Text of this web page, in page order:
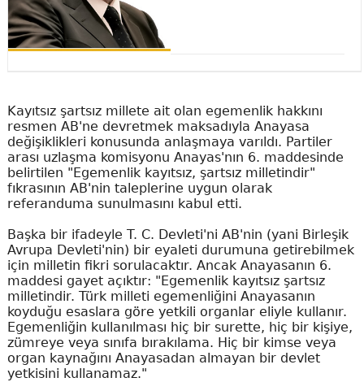
Kayıtsız şartsız millete ait olan egemenlik hakkını
resmen AB'ne devretmek maksadıyla Anayasa
değişiklikleri konusunda anlaşmaya varıldı. Partiler
arası uzlaşma komisyonu Anayas'nın 6. maddesinde
belirtilen "Egemenlik kayıtsız, şartsız milletindir"
fıkrasının AB'nin taleplerine uygun olarak
referanduma sunulmasını kabul etti.
Başka bir ifadeyle T. C. Devleti'ni AB'nin (yani Birleşik
Avrupa Devleti'nin) bir eyaleti durumuna getirebilmek
için milletin fikri sorulacaktır. Ancak Anayasanın 6.
maddesi gayet açıktır: "Egemenlik kayıtsız şartsız
milletindir. Türk milleti egemenliğini Anayasanın
koyduğu esaslara göre yetkili organlar eliyle kullanır.
Egemenliğin kullanılması hiç bir surette, hiç bir kişiye,
zümreye veya sınıfa bırakılama. Hiç bir kimse veya
organ kaynağını Anayasadan almayan bir devlet
yetkisini kullanamaz."